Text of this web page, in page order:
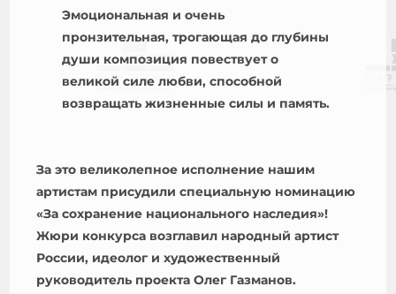
Эмоциональная и очень
пронзительная, трогающая до глубины
души композиция повествует о
великой силе любви, способной
возвращать жизненные силы и память.
За это великолепное исполнение нашим
артистам присудили специальную номинацию
«За сохранение национального наследия»!
Жюри конкурса возглавил народный артист
России, идеолог и художественный
руководитель проекта Олег Газманов.